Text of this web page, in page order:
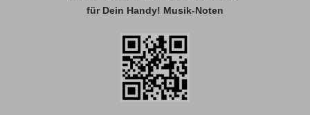
für Dein Handy! Musik-Noten